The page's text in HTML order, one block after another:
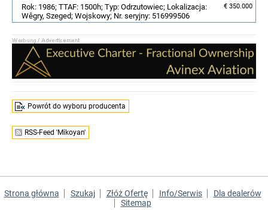
€ 350.000
Rok: 1986; TTAF: 1500h; Typ: Odrzutowiec; Lokalizacja:
Wêgry, Szeged; Wojskowy; Nr. seryjny: 516999506
Powrót do wyboru producenta
RSS-Feed 'Mikoyan'
Strona główna Szukaj Złóż Ofertę Info/Serwis
Dla dealerów
Sitemap